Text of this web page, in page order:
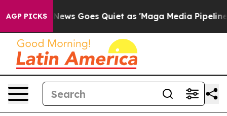
AGP PICKS
Fox News Goes Quiet as 'Maga Media Pipeline'